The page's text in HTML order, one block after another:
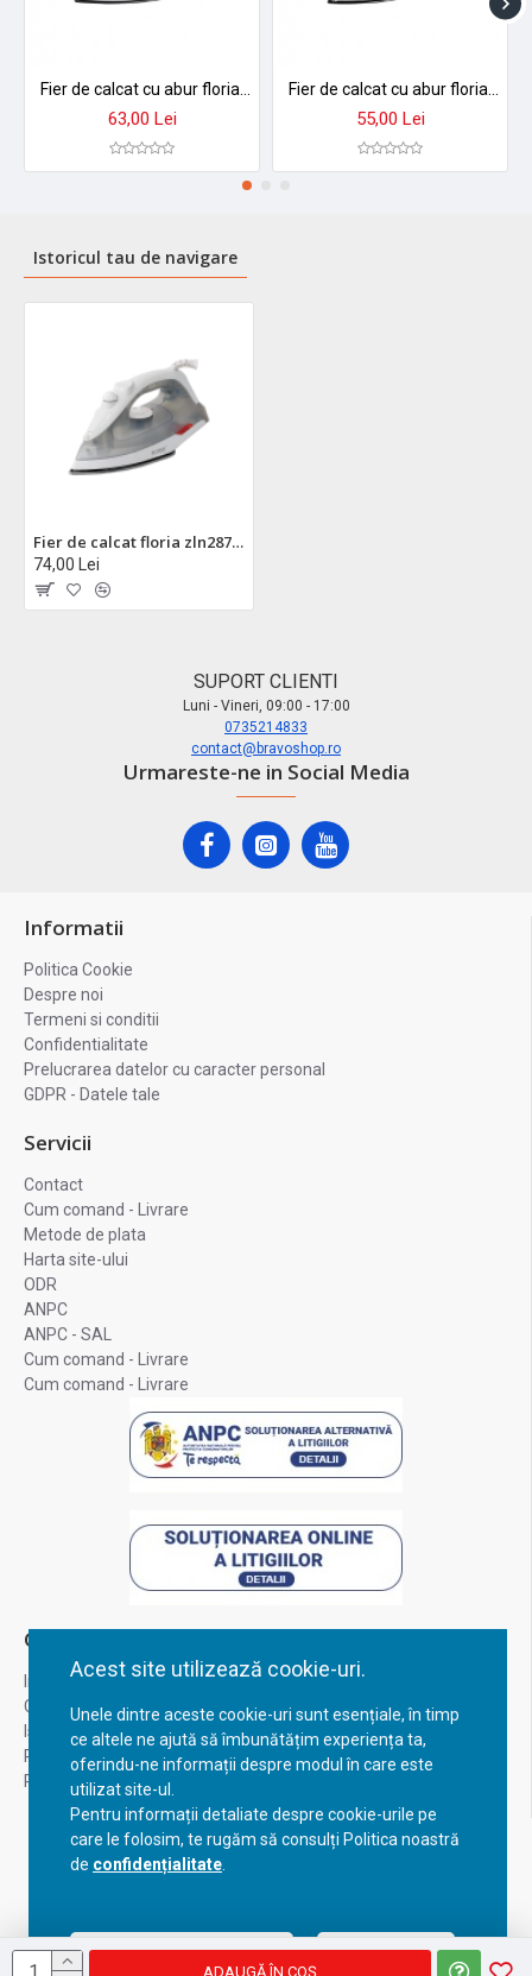
Acest site utilizează cookie-uri.
Unele dintre aceste cookie-uri sunt esențiale, în timp
ce altele ne ajută să îmbunătățim experiența ta,
oferindu-ne informații despre modul în care este
utilizat site-ul.
Pentru informații detaliate despre cookie-urile pe
care le folosim, te rugăm să consulți Politica noastră
de confidențialitate
Acceptă setările curente Configurează
ADAUGĂ ÎN COŞ
63,00 Lei 55,00 Lei
Istoricul tau de navigare
Fier de calcat floria zln2878 - 1600w, talpa ceramica, aburi ajustabili, temperatura reglabila
74,00 Lei
SUPORT CLIENTI
Luni - Vineri, 09:00 - 17:00
0735214833
contact@bravoshop.ro
Urmareste-ne in Social Media
Informatii
Politica Cookie
Despre noi
Termeni si conditii
Confidentialitate
Prelucrarea datelor cu caracter personal
GDPR - Datele tale
Servicii
Contact
Cum comand - Livrare
Metode de plata
Harta site-ului
ODR
ANPC
ANPC - SAL
Cum comand - Livrare
Cum comand - Livrare
Contul Meu
Inregistrare
Contul meu
Istoric comenzi
Recuperare parola
Returnare produs